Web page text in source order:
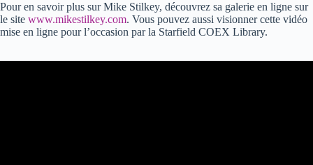
Pour en savoir plus sur Mike Stilkey, découvrez sa galerie en ligne sur
le site www.mikestilkey.com. Vous pouvez aussi visionner cette vidéo
mise en ligne pour l’occasion par la Starfield COEX Library.